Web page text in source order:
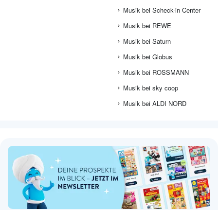
Musik bei Scheck-in Center
Musik bei REWE
Musik bei Saturn
Musik bei Globus
Musik bei ROSSMANN
Musik bei sky coop
Musik bei ALDI NORD